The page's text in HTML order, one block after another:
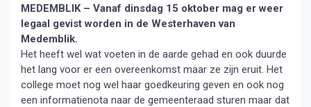
MEDEMBLIK – Vanaf dinsdag 15 oktober mag er weer
legaal gevist worden in de Westerhaven van
Medemblik.
Het heeft wel wat voeten in de aarde gehad en ook duurde
het lang voor er een overeenkomst maar ze zijn eruit. Het
college moet nog wel haar goedkeuring geven en ook nog
een informatienota naar de gemeenteraad sturen maar dat